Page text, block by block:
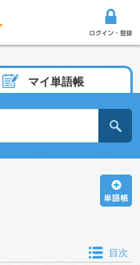
マイ単語帳
目次